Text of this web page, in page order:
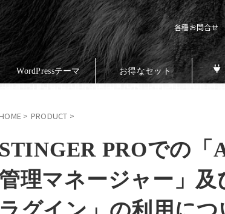
各種お問合せ
WordPressテーマ お得なセット
> PRODUCT >
STINGER PROでの「
理マネージャー」